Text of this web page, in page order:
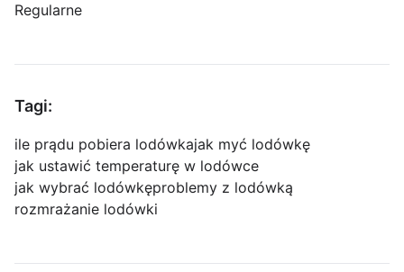
Regularne
Tagi:
ile prądu pobiera lodówkajak myć lodówkę
jak ustawić temperaturę w lodówce
jak wybrać lodówkęproblemy z lodówką
rozmrażanie lodówki